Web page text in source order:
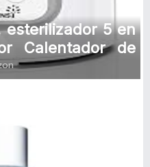
esterilizador 5 en
Calentador de
y desc